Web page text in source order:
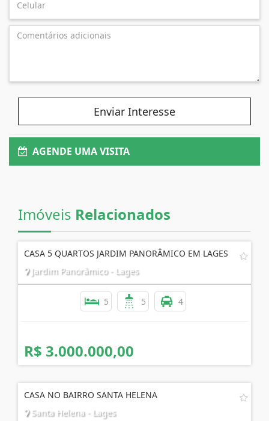
Enviar Interesse
AGENDE UMA VISITA
Imóveis Relacionados
CASA 5 QUARTOS JARDIM PANORÂMICO EM LAGES
Jardim Panorâmico - Lages
5 5 4
R$ 3.000.000,00
CASA NO BAIRRO SANTA HELENA
Santa Helena - Lages